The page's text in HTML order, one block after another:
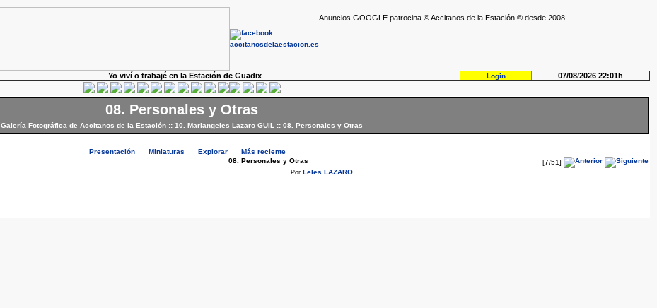
Anuncios GOOGLE patrocina © Accitanos de la Estación ® desde 2008 ...
Yo viví o trabajé en la Estación de Guadix Login 07/08/2026 22:01h
08. Personales y Otras
Galería Fotográfica de Accitanos de la Estación :: 10. Mariangeles Lazaro GUIL :: 08. Personales y Otras
Presentación Miniaturas Explorar Más reciente
[7/51]
08. Personales y Otras
Por Leles LAZARO